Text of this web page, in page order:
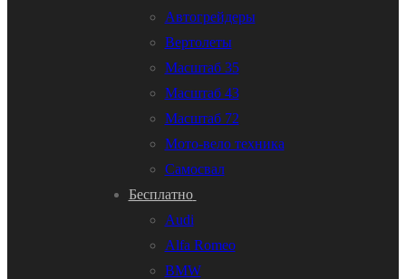
Автогрейдеры
Вертолеты
Масштаб 35
Масштаб 43
Масштаб 72
Мото-вело техника
Самосвал
Бесплатно
Audi
Alfa Romeo
BMW